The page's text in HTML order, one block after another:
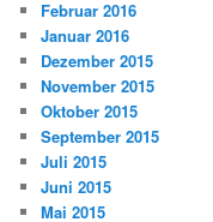
Februar 2016
Januar 2016
Dezember 2015
November 2015
Oktober 2015
September 2015
Juli 2015
Juni 2015
Mai 2015